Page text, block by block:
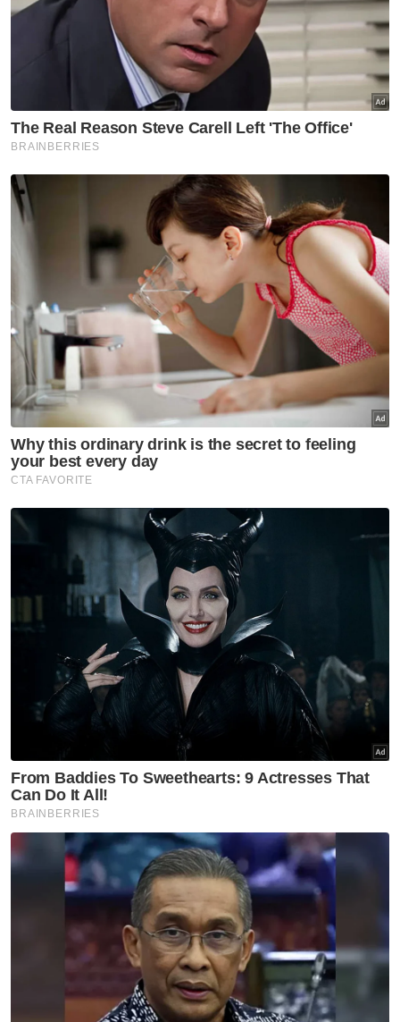
Dapsy
UMNO
Politik
Artikel Disyorkan
Nasional
PMX dipantau dua hari
pengendali tetap korup' -
Penganalisis
Nasional
Fahami AFA supaya lebih
bersedia urus bil elektrik
Nasional
MAHA 2026 pacu sektor
agromakanan